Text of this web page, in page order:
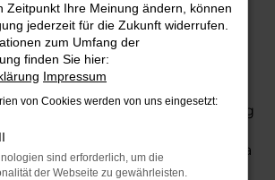
Fahrzeuge bei
für Leer
ist die perfekte Wahl für alle in
und modernes Fahrzeug
täglichen Arbeitsweg,
oder lange Reisen, der Škoda
Effizienz und modernes
Zeitpunkt Ihre Meinung ändern, können
jederzeit für die Zukunft widerrufen.
zum Umfang der
finden Sie hier:
Impressum
von Cookies werden von uns eingesetzt:
sind erforderlich, um die
der Webseite zu gewährleisten.